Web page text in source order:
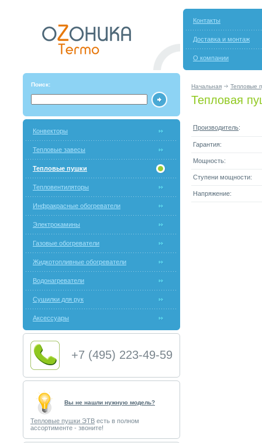
Контакты
Доставка и монтаж
О компании
Поиск: Начальная Тепловые
Тепловая
Конвекторы
Тепловые завесы
Тепловые пушки
Тепловентиляторы
Инфракрасные обогреватели
Электрокамины
Газовые обогреватели
Жидкотопливные обогреватели
Водонагреватели
Сушилки для рук
Аксессуары
+7 (495) 223-49-59
Вы не нашли нужную модель?
Тепловые пушки ЭТВ есть в полном
ассортименте - звоните!
Производитель:
Гарантия:
Мощность:
Ступени мощности:
Напряжение: